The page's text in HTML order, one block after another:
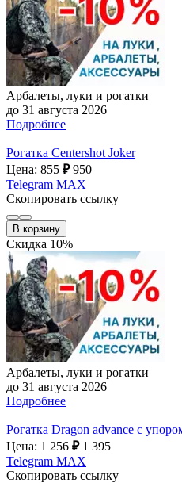
Арбалеты, луки и рогатки
до 31 августа 2026
Подробнее
Рогатка Centershot Joker
Цена: 855 ₽ 950
Telegram MAX
Скопировать ссылку
В корзину
Скидка 10%
Арбалеты, луки и рогатки
до 31 августа 2026
Подробнее
Рогатка Dragon advance с
Цена: 1 256 ₽ 1 395
Telegram MAX
Скопировать ссылку